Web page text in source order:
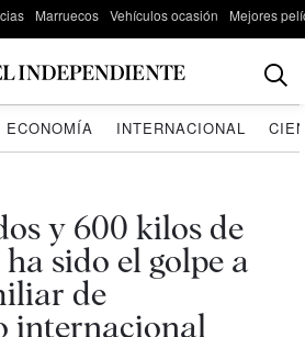
Marruecos Vehículos ocasión Mejores
ECONOMÍA INTERNACIONAL
y 600 kilos de
sido el golpe a
de
internacional